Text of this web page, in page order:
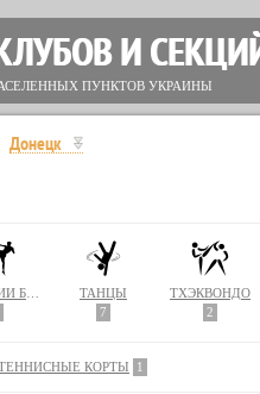
И
ПУНКТОВ УКРАИНЫ
Донецк
ТАНЦЫ
7
ТХЭКВОНДО
2
КОРТЫ 1